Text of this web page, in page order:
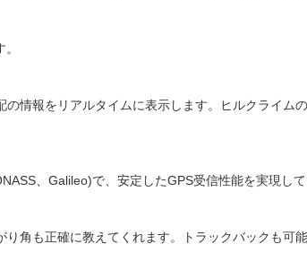
情報をリアルタイムに表示します。ヒルクライム
、Galileo)で、安定したGPS受信性能を実現し
角も正確に教えてくれます。トラックバックも可能